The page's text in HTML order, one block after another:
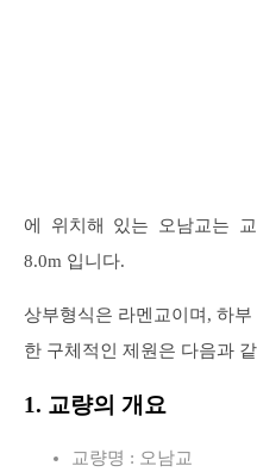
에 위치해 있는 오남교는
8.0m 입니다.
상부형식은 라멘교이며, 하
한 구체적인 제원은 다음과
1. 교량의 개요
교량명 : 오남교